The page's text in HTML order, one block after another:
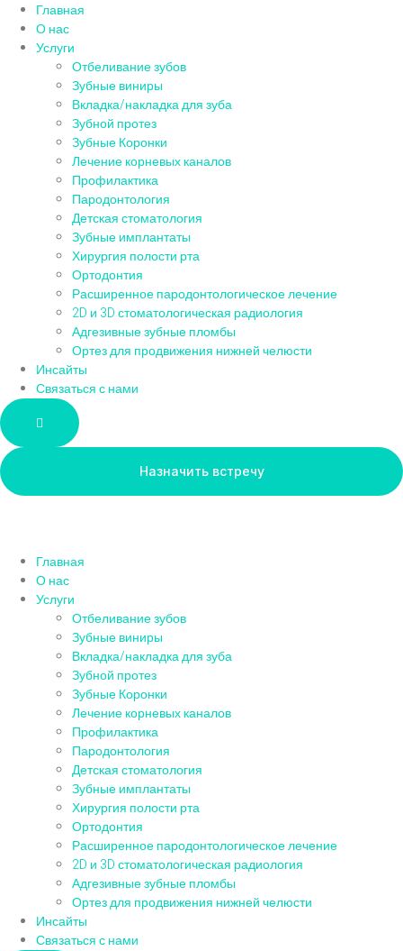
Главная
О нас
Услуги
Отбеливание зубов
Зубные виниры
Вкладка/накладка для зуба
Зубной протез
Зубные Коронки
Лечение корневых каналов
Профилактика
Пародонтология
Детская стоматология
Зубные имплантаты
Хирургия полости рта
Ортодонтия
Расширенное пародонтологическое лечение
2D и 3D стоматологическая радиология
Адгезивные зубные пломбы
Ортез для продвижения нижней челюсти
Инсайты
Связаться с нами
Hamburger Toggle Menu
Назначить встречу
Главная
О нас
Услуги
Отбеливание зубов
Зубные виниры
Вкладка/накладка для зуба
Зубной протез
Зубные Коронки
Лечение корневых каналов
Профилактика
Пародонтология
Детская стоматология
Зубные имплантаты
Хирургия полости рта
Ортодонтия
Расширенное пародонтологическое лечение
2D и 3D стоматологическая радиология
Адгезивные зубные пломбы
Ортез для продвижения нижней челюсти
Инсайты
Связаться с нами